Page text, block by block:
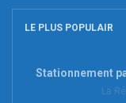
LE PLUS POPULAIR
Stationnement
La